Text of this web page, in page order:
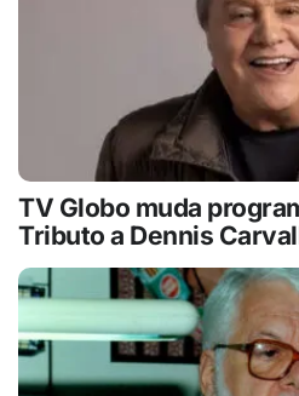
TV Globo muda
Tributo a Dennis